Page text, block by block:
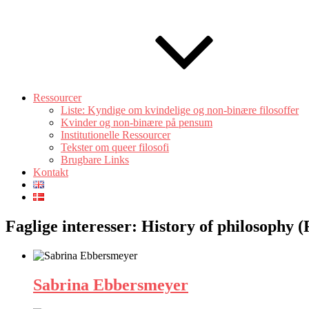
Ressourcer
Liste: Kyndige om kvindelige og non-binære filosoffer
Kvinder og non-binære på pensum
Institutionelle Ressourcer
Tekster om queer filosofi
Brugbare Links
Kontakt
Faglige interesser: History of philosophy
Sabrina Ebbersmeyer